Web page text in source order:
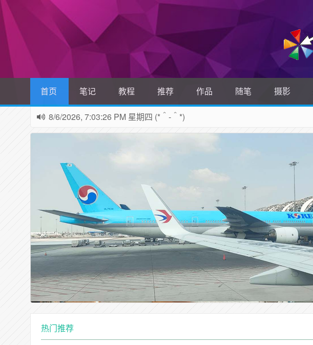
首页 笔记 教程 推荐 作品 随笔 摄影
8/6/2026, 7:03:27 PM 星期四 (*＾-＾*)
热门推荐